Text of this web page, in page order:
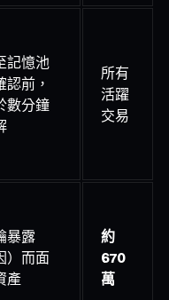
記憶池
認前，
數分鐘
所有
活躍
交易
暴露
）而面
產
約
670
萬